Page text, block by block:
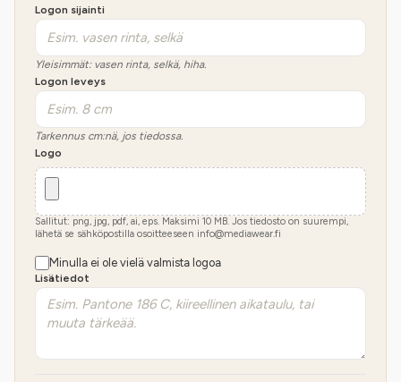
Logon sijainti
Yleisimmät: vasen rinta, selkä, hiha.
Logon leveys
Tarkennus cm:nä, jos tiedossa.
Logo
Sallitut: png, jpg, pdf, ai, eps. Maksimi 10 MB. Jos tiedosto on suurempi,
lähetä se sähköpostilla osoitteeseen info@mediawear.fi
Minulla ei ole vielä valmista logoa
Lisätiedot